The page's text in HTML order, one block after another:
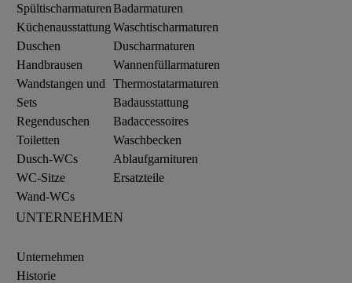
Spültischarmaturen
Küchenausstattung
Duschen
Handbrausen
Wandstangen und
Sets
Regenduschen
Toiletten
Dusch-WCs
WC-Sitze
Wand-WCs
Badarmaturen
Waschtischarmaturen
Duscharmaturen
Wannenfüllarmaturen
Thermostatarmaturen
Badausstattung
Badaccessoires
Waschbecken
Ablaufgarnituren
Ersatzteile
UNTERNEHMEN
Unternehmen
Historie